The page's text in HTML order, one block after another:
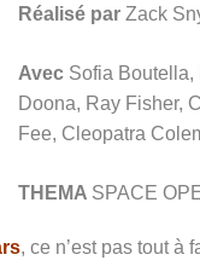
Réalisé par Zack
Avec Sofia
Doona, Ray Fisher,
Fee, Cleopatra
THEMA SPACE
, ce n’est pas tout à